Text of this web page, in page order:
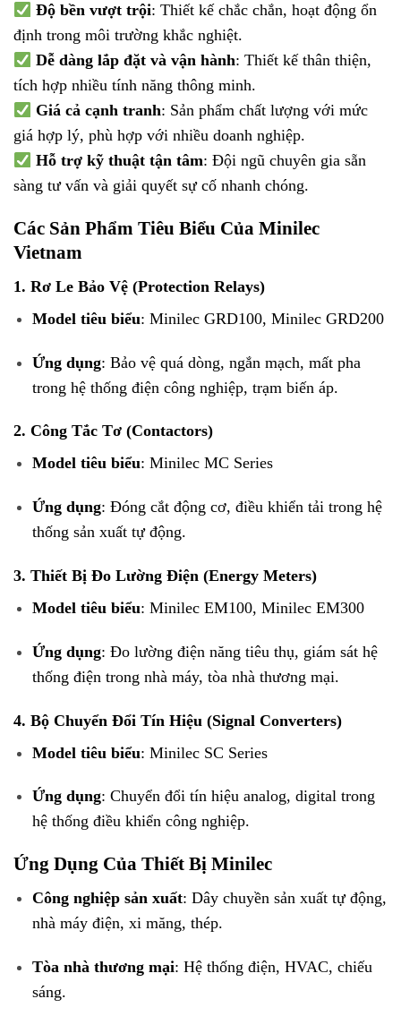
Độ bền vượt trội: Thiết kế chắc chắn, hoạt động ổn
định trong môi trường khắc nghiệt.
Dễ dàng lắp đặt và vận hành: Thiết kế thân thiện,
tích hợp nhiều tính năng thông minh.
Giá cả cạnh tranh: Sản phẩm chất lượng với mức
giá hợp lý, phù hợp với nhiều doanh nghiệp.
Hỗ trợ kỹ thuật tận tâm: Đội ngũ chuyên gia sẵn
sàng tư vấn và giải quyết sự cố nhanh chóng.
Các Sản Phẩm Tiêu Biểu Của Minilec
Vietnam
1. Rơ Le Bảo Vệ (Protection Relays)
Model tiêu biểu: Minilec GRD100, Minilec GRD200
Ứng dụng: Bảo vệ quá dòng, ngắn mạch, mất pha
trong hệ thống điện công nghiệp, trạm biến áp.
2. Công Tắc Tơ (Contactors)
Model tiêu biểu: Minilec MC Series
Ứng dụng: Đóng cắt động cơ, điều khiển tải trong hệ
thống sản xuất tự động.
3. Thiết Bị Đo Lường Điện (Energy Meters)
Model tiêu biểu: Minilec EM100, Minilec EM300
Ứng dụng: Đo lường điện năng tiêu thụ, giám sát hệ
thống điện trong nhà máy, tòa nhà thương mại.
4. Bộ Chuyển Đổi Tín Hiệu (Signal Converters)
Model tiêu biểu: Minilec SC Series
Ứng dụng: Chuyển đổi tín hiệu analog, digital trong
hệ thống điều khiển công nghiệp.
Ứng Dụng Của Thiết Bị Minilec
Công nghiệp sản xuất: Dây chuyền sản xuất tự động,
nhà máy điện, xi măng, thép.
Tòa nhà thương mại: Hệ thống điện, HVAC, chiếu
sáng.